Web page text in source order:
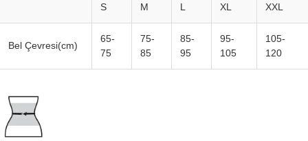
S M L XL XXL
Bel Çevresi(cm)
65-
75
75-
85
85-
95
95-
105
105-
120